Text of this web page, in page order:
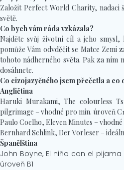
Založit Perfect World Charity,
světě.
Co bych vám ráda vzkázala?
Najděte svůj životní cíl a jeho
pomůže Vám odvděčit se Matce Zemi
tohoto nádherného světa. Pak za ním
dosáhnete.
Co cizojazyčného jsem přečetla a co
Angličtina
Haruki Murakami, The colourless
pilgrimage – vhodné pro min. úroveň
Paulo Coelho, Eleven Minutes –
Bernhard Schlink, Der Vorleser –
Španělština
John Boyne, El niňo con el
úroveň B1